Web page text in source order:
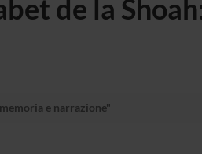
de la
e narrazione"